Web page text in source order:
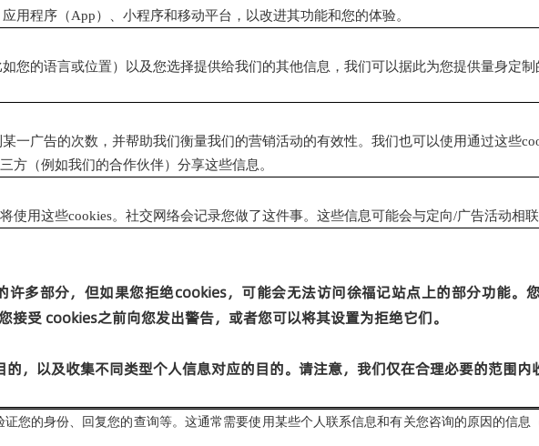
用程序 （App）、 小程序和移动平台，以改进其功能和您的体验。
您的语言或位置）以及您选择提供给我们的其他信息，我们可以据此为您提供量身定
一广告的次数，并帮助我们衡量我们的营销活动的有效性。我们也可以使用通过这些
方（例如我们的合作伙伴）分享这些信息。
使用这些cookies。社交网络会记录您做了这件事。这些信息可能会与定向/广告活动相联
许多部分，但如果您拒绝cookies，可能会无法访问徐福记站点上的部分功能。
接受 cookies之前向您发出警告，或者您可以将其设置为拒绝它们。
，以及收集不同类型个人信息对应的目的。请注意， 我们仅在合理必要的范围内
您的身份、回复您的查询等。这通常需要使用某些个人联系信息和有关您咨询的原因的信息